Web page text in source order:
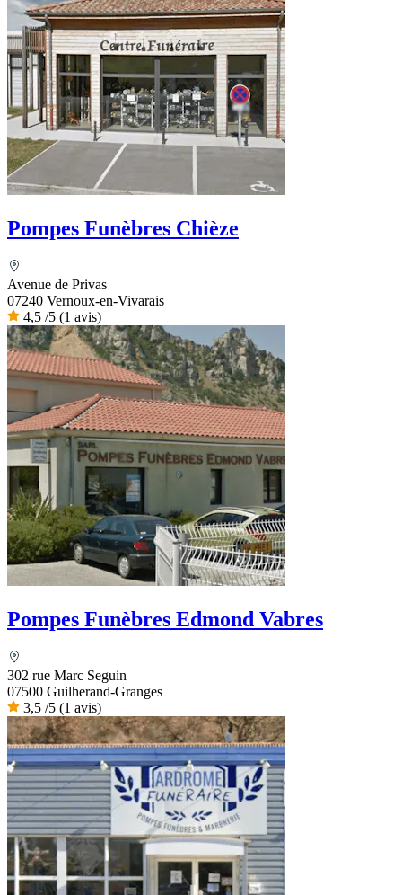
Pompes Funèbres Chièze
Avenue de Privas
07240 Vernoux-en-Vivarais
4,5 /5 (1 avis)
Pompes Funèbres Edmond Vabres
302 rue Marc Seguin
07500 Guilherand-Granges
3,5 /5 (1 avis)